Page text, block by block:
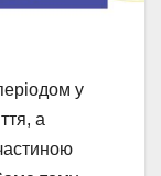
у
а